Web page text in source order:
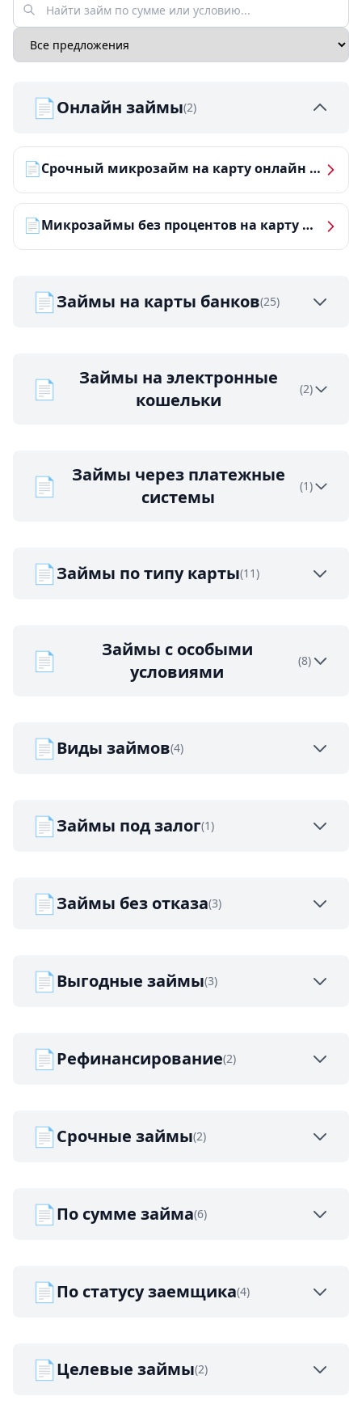
📄Онлайн займы(2)
📄 Срочный микрозайм на карту онлайн — получить деньги за 5 минут
📄 Микрозаймы без процентов на карту — ТОП-10 за 2026 год
📄Займы на карты банков(25)
📄
Займы на электронные
кошельки
(2)
📄
Займы через платежные
системы
(1)
📄Займы по типу карты(11)
📄
Займы с особыми
условиями
(8)
📄Виды займов(4)
📄Займы под залог(1)
📄Займы без отказа(3)
📄Выгодные займы(3)
📄Рефинансирование(2)
📄Срочные займы(2)
📄По сумме займа(6)
📄По статусу заемщика(4)
📄Целевые займы(2)